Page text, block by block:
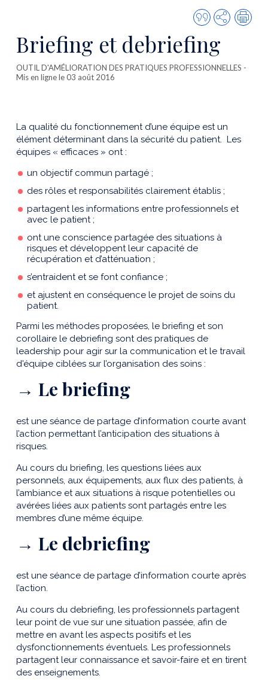
Citer
cette
publication
Partager
Briefing et debriefing
OUTIL D'AMÉLIORATION DES PRATIQUES PROFESSIONNELLES -
Mis en ligne le 03 août 2016
La qualité du fonctionnement d’une équipe est un
élément déterminant dans la sécurité du patient. Les
équipes « efficaces » ont :
un objectif commun partagé ;
des rôles et responsabilités clairement établis ;
partagent les informations entre professionnels et
avec le patient ;
ont une conscience partagée des situations à
risques et développent leur capacité de
récupération et d’atténuation ;
s’entraident et se font confiance ;
et ajustent en conséquence le projet de soins du
patient.
Parmi les méthodes proposées, le briefing et son
corollaire le debriefing sont des pratiques de
leadership pour agir sur la communication et le travail
d'équipe ciblées sur l’organisation des soins :
→ Le briefing
est une séance de partage d’information courte avant
l’action permettant l’anticipation des situations à
risques.
Au cours du briefing, les questions liées aux
personnels, aux équipements, aux flux des patients, à
l’ambiance et aux situations à risque potentielles ou
avérées liées aux patients sont partagés entre les
membres d’une même équipe.
→ Le debriefing
est une séance de partage d’information courte après
l’action.
Au cours du debriefing, les professionnels partagent
leur point de vue sur une situation passée, afin de
mettre en avant les aspects positifs et les
dysfonctionnements éventuels. Les professionnels
partagent leur connaissance et savoir-faire et en tirent
des enseignements.